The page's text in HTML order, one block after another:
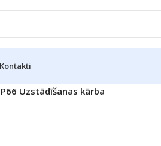
Kontakti
Uzstādīšanas kārba